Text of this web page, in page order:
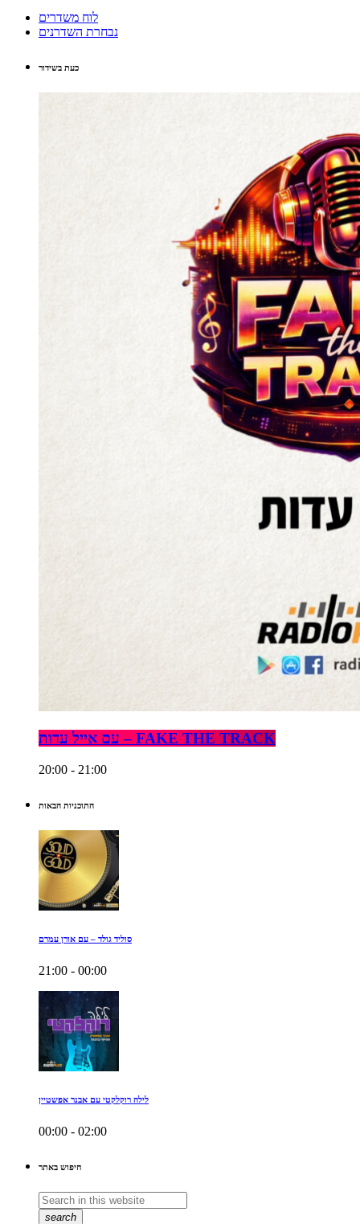
לוח משדרים
נבחרת השדרנים
כעת בשידור
עם אייל עדות – FAKE THE TRACK
20:00 - 21:00
התוכניות הבאות
סוליד גולד – עם אורן עמרם
21:00 - 00:00
לילה רוקלקטי עם אבנר אפשטיין
00:00 - 02:00
חיפוש באתר
search